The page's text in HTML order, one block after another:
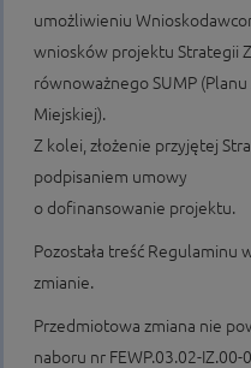
umożliwieniu
wniosków projektu Strategii
równoważnego SUMP
Miejskiej).
Z kolei, złożenie przyjętej
podpisaniem umowy
o dofinansowanie projektu.
Pozostała treść Regulaminu
zmianie.
Przedmiotowa zmiana nie
naboru nr FEWP.03.02-